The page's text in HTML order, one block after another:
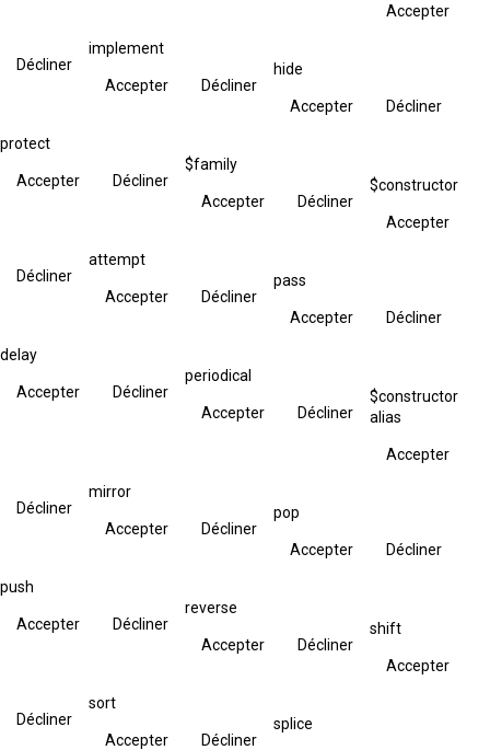
Accepter
Décliner
implement
Accepter Décliner
hide
Accepter Décliner
protect
Accepter Décliner
$family
Accepter Décliner
$constructor
Accepter
Décliner
attempt
Accepter Décliner
pass
Accepter Décliner
delay
Accepter Décliner
periodical
Accepter Décliner
$constructor
alias
Accepter
Décliner
mirror
Accepter Décliner
pop
Accepter Décliner
push
Accepter Décliner
reverse
Accepter Décliner
shift
Accepter
Décliner
sort
Accepter Décliner
splice